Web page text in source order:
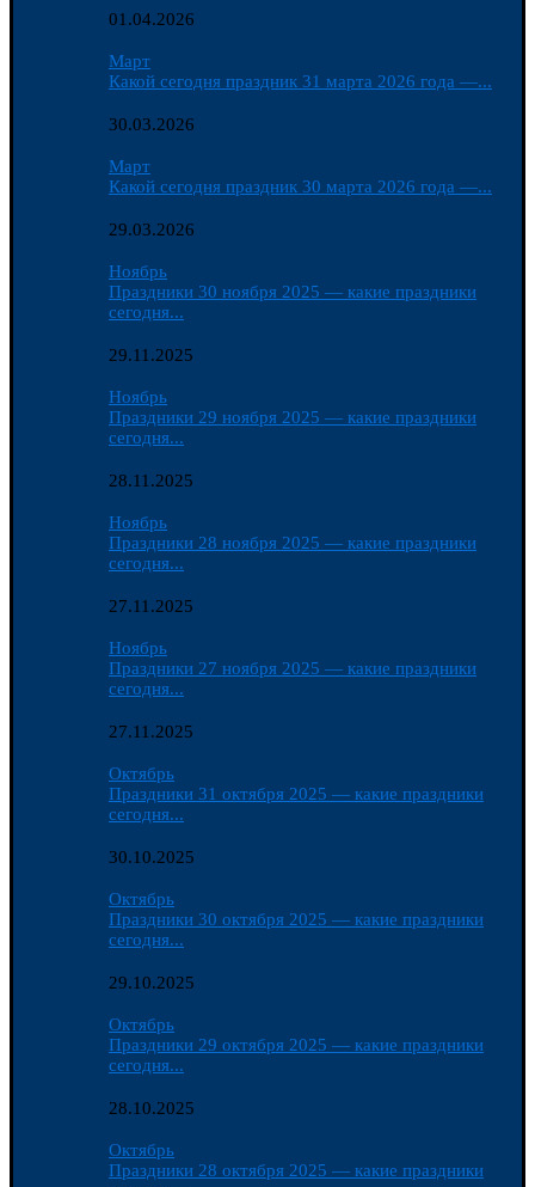
01.04.2026
Март
Какой сегодня праздник 31 марта 2026 года —...
30.03.2026
Март
Какой сегодня праздник 30 марта 2026 года —...
29.03.2026
Ноябрь
Праздники 30 ноября 2025 — какие праздники
сегодня...
29.11.2025
Ноябрь
Праздники 29 ноября 2025 — какие праздники
сегодня...
28.11.2025
Ноябрь
Праздники 28 ноября 2025 — какие праздники
сегодня...
27.11.2025
Ноябрь
Праздники 27 ноября 2025 — какие праздники
сегодня...
27.11.2025
Октябрь
Праздники 31 октября 2025 — какие праздники
сегодня...
30.10.2025
Октябрь
Праздники 30 октября 2025 — какие праздники
сегодня...
29.10.2025
Октябрь
Праздники 29 октября 2025 — какие праздники
сегодня...
28.10.2025
Октябрь
Праздники 28 октября 2025 — какие праздники